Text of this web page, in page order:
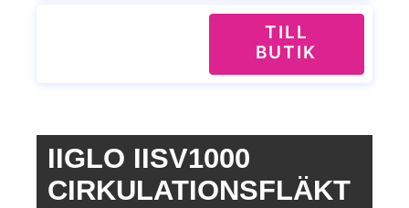
TILL
BUTIK
IIGLO IISV1000
CIRKULATIONSFLÄKT